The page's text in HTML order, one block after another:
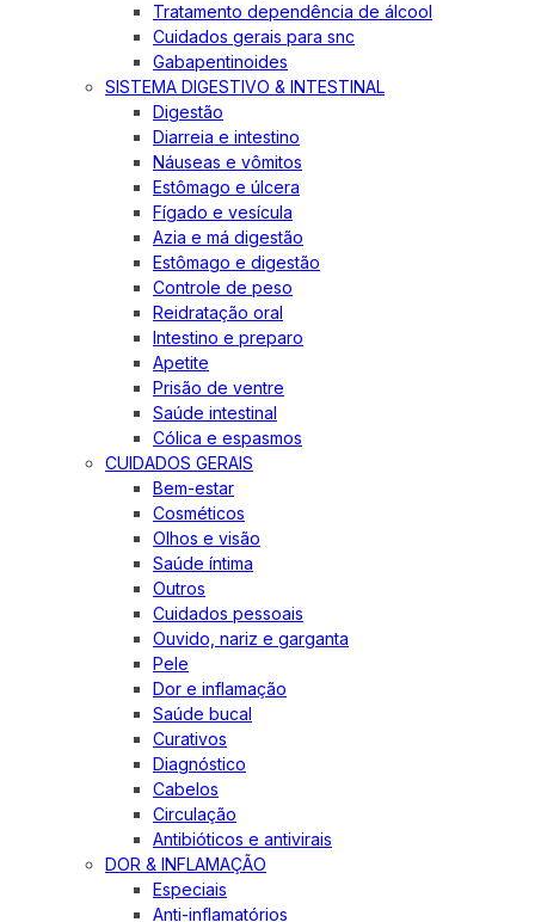
Tratamento dependência de álcool
Cuidados gerais para snc
Gabapentinoides
SISTEMA DIGESTIVO & INTESTINAL
Digestão
Diarreia e intestino
Náuseas e vômitos
Estômago e úlcera
Fígado e vesícula
Azia e má digestão
Estômago e digestão
Controle de peso
Reidratação oral
Intestino e preparo
Apetite
Prisão de ventre
Saúde intestinal
Cólica e espasmos
CUIDADOS GERAIS
Bem-estar
Cosméticos
Olhos e visão
Saúde íntima
Outros
Cuidados pessoais
Ouvido, nariz e garganta
Pele
Dor e inflamação
Saúde bucal
Curativos
Diagnóstico
Cabelos
Circulação
Antibióticos e antivirais
DOR & INFLAMAÇÃO
Especiais
Anti-inflamatórios